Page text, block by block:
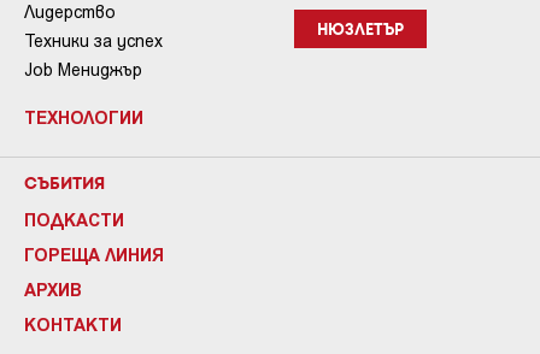
Лидерство
Техники за успех
Job Мениджър
ТЕХНОЛОГИИ
НЮЗЛЕТЪР
СЪБИТИЯ
ПОДКАСТИ
ГОРЕЩА ЛИНИЯ
АРХИВ
КОНТАКТИ